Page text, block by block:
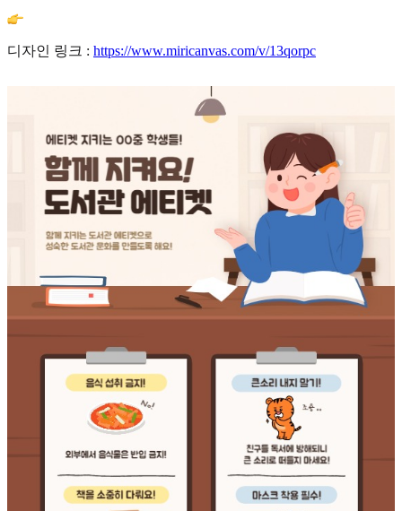
디자인 링크 : https://www.miricanvas.com/v/13qorpc